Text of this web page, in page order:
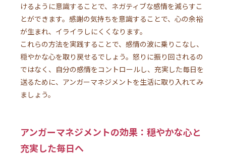
けるように意識することで、ネガティブな感情を減らすこ
とができます。感謝の気持ちを意識することで、心の余裕
が生まれ、イライラしにくくなります。
これらの方法を実践することで、感情の波に乗りこなし、
穏やかな心を取り戻せるでしょう。怒りに振り回されるの
ではなく、自分の感情をコントロールし、充実した毎日を
送るために、アンガーマネジメントを生活に取り入れてみ
ましょう。
アンガーマネジメントの効果：穏やかな心と
充実した毎日へ